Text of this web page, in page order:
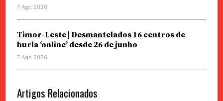
7 Ago 2026
Timor-Leste | Desmantelados 16 centros de
burla ‘online’ desde 26 de junho
7 Ago 2026
Artigos Relacionados